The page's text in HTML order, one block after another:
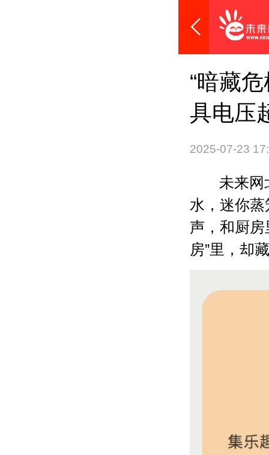
“暗藏
具电压
2025-07-23
未来
水，迷你蒸
声，和厨
房”里，却